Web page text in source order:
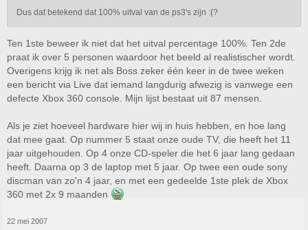
Dus dat betekend dat 100% uitval van de ps3's zijn :{?
Ten 1ste beweer ik niet dat het uitval percentage 100%. Ten 2de
praat ik over 5 personen waardoor het beeld al realistischer wordt.
Overigens krijg ik net als Boss zeker één keer in de twee weken
een bericht via Live dat iemand langdurig afwezig is vanwege een
defecte Xbox 360 console. Mijn lijst bestaat uit 87 mensen.
Als je ziet hoeveel hardware hier wij in huis hebben, en hoe lang
dat mee gaat. Op nummer 5 staat onze oude TV, die heeft het 11
jaar uitgehouden. Op 4 onze CD-speler die het 6 jaar lang gedaan
heeft. Daarna op 3 de laptop met 5 jaar. Op twee een oude sony
discman van zo'n 4 jaar, en met een gedeelde 1ste plek de Xbox
360 met 2x 9 maanden
22 mei 2007